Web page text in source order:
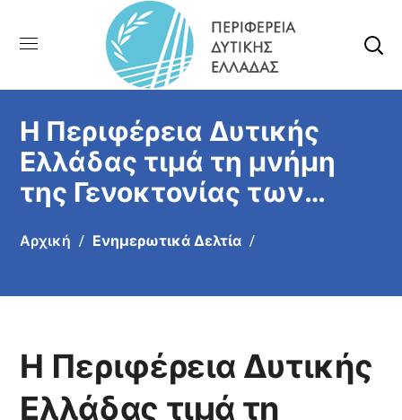
H Περιφέρεια Δυτικής
Ελλάδας τιμά τη μνήμη
της Γενοκτονίας των
Αρχική Ενημερωτικά Δελτία
H Περιφέρεια Δυτικής
Ελλάδας τιμά τη